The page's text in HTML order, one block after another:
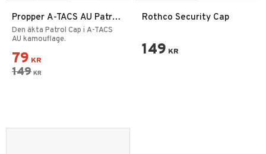
Propper A-TACS AU Patrol
Keps
Den äkta Patrol Cap i A-TACS
AU kamouflage.
79 KR
149 KR
Rothco Security Cap
149 KR